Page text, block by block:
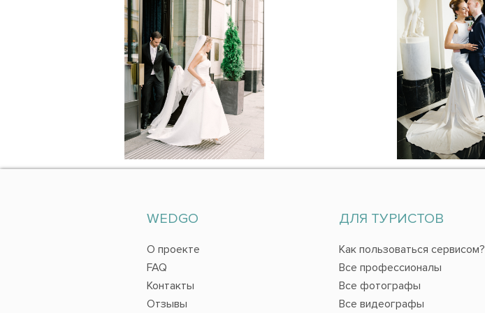
WEDGO
О проекте
FAQ
Контакты
Отзывы
ДЛЯ ТУРИСТОВ
Как пользоваться сервисом?
Все профессионалы
Все фотографы
Все видеографы